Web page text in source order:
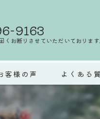
9163
くお断りさせていただいております
客様の声 よくある